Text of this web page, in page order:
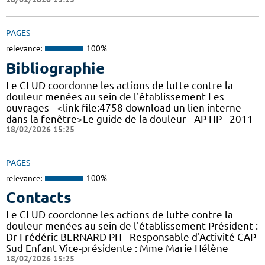
PAGES
relevance: 100%
Bibliographie
Le CLUD coordonne les actions de lutte contre la
douleur menées au sein de l'établissement Les
ouvrages - <link file:4758 download un lien interne
dans la fenêtre>Le guide de la douleur - AP HP - 2011
18/02/2026 15:25
PAGES
relevance: 100%
Contacts
Le CLUD coordonne les actions de lutte contre la
douleur menées au sein de l'établissement Président :
Dr Frédéric BERNARD PH - Responsable d'Activité CAP
Sud Enfant Vice-présidente : Mme Marie Hélène
18/02/2026 15:25